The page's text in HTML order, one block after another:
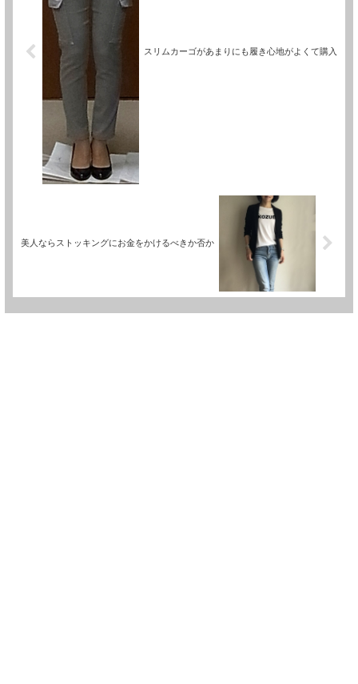
スリムカーゴがあまりにも履き心地がよくて購入
美人ならストッキングにお金をかけるべきか否か